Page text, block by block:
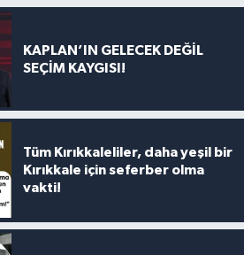
KAPLAN’IN GELECEK DEĞİL
SEÇİM KAYGISI!
Tüm Kırıkkaleliler, daha yeşil bir
Kırıkkale için seferber olma
vakti!